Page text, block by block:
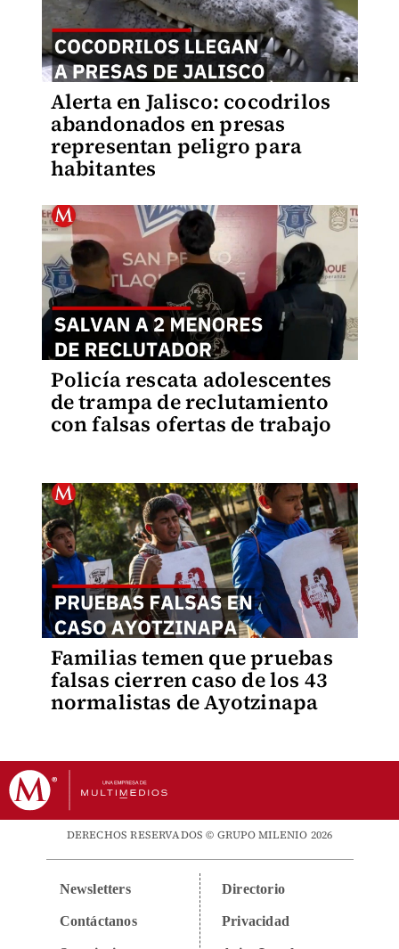
Alerta en Jalisco: cocodrilos
abandonados en presas
representan peligro para
habitantes
Policía rescata adolescentes
de trampa de reclutamiento
con falsas ofertas de trabajo
Familias temen que pruebas
falsas cierren caso de los 43
normalistas de Ayotzinapa
DERECHOS RESERVADOS © GRUPO MILENIO 2026
Newsletters
Contáctanos
Directorio
Privacidad